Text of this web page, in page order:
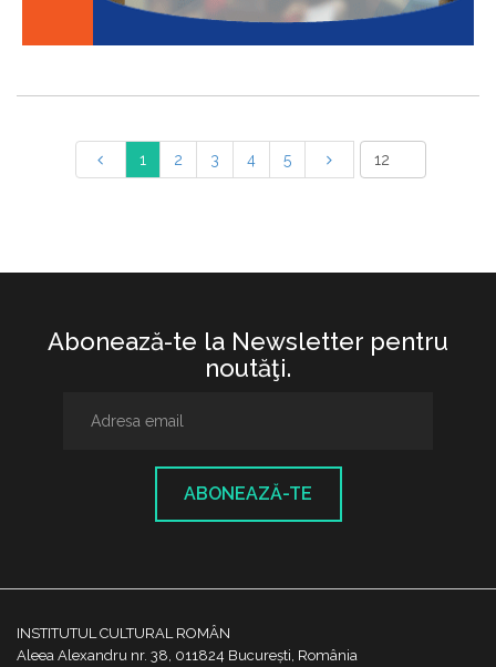
1 2 3 4 5
Abonează-te la Newsletter pentru
noutăţi.
ABONEAZĂ-TE
INSTITUTUL CULTURAL ROMÂN
Aleea Alexandru nr. 38, 011824 București, România